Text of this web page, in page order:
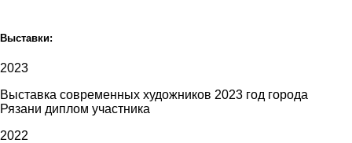
Выставки:
2023
Выставка современных художников 2023 год города
Рязани диплом участника
2022